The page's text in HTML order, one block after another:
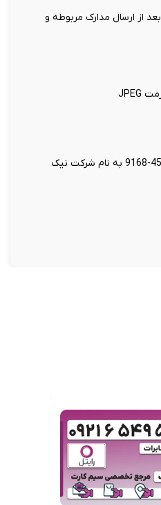
از ارسال مدارک مربوطه و
واریز مبلغ 49 هزار تومان بابت هزینه تنظیم قرارداد به شماره کارت ذیل: 5892-1070-4566-9168 به نام شرکت نیک